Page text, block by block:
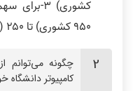
۹۵۰ کشوری) تا ۲۵۰ (حدود ۲۹۰۰ کشوری)
چگونه‌ می‌توانم
کامپیوتر